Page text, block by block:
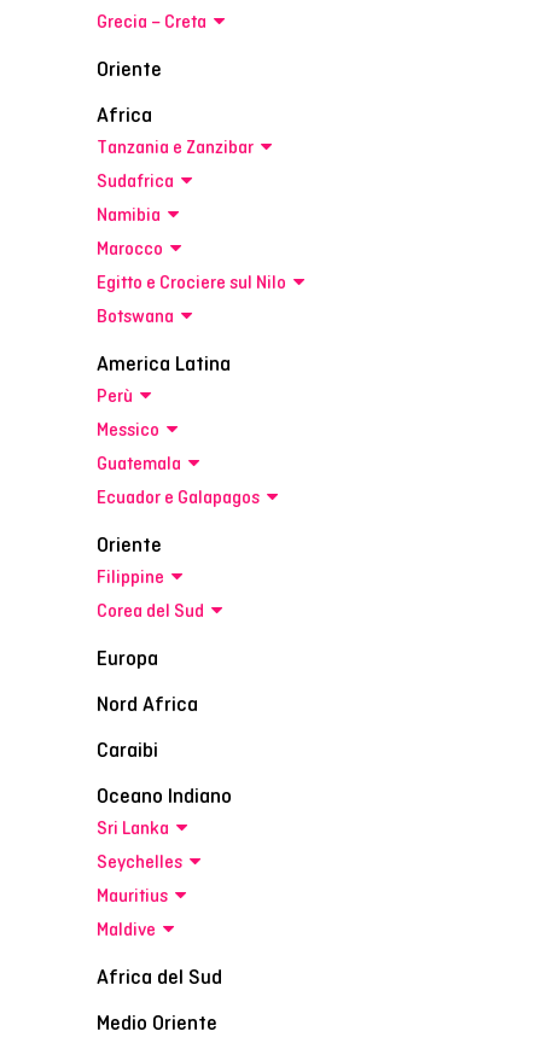
Grecia – Creta
Oriente
Africa
Tanzania e Zanzibar
Sudafrica
Namibia
Marocco
Egitto e Crociere sul Nilo
Botswana
America Latina
Perù
Messico
Guatemala
Ecuador e Galapagos
Oriente
Filippine
Corea del Sud
Europa
Nord Africa
Caraibi
Oceano Indiano
Sri Lanka
Seychelles
Mauritius
Maldive
Africa del Sud
Medio Oriente